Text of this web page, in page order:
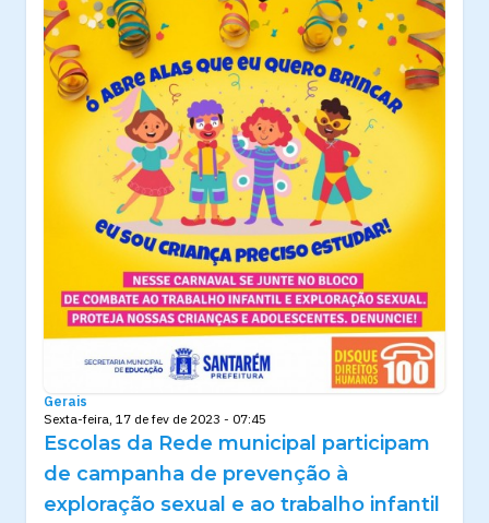
Gerais
Sexta-feira, 17 de fev de 2023 - 07:45
Escolas da Rede municipal participam
de campanha de prevenção à
exploração sexual e ao trabalho infantil